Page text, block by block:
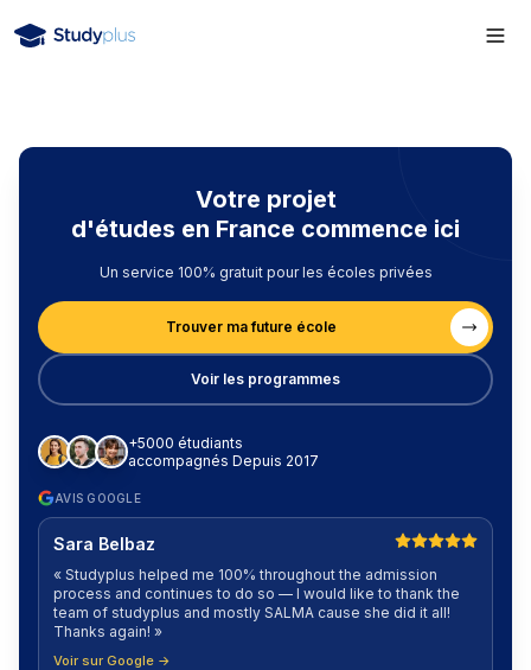
Votre projet
d'études en France commence ici
Un service 100% gratuit pour les écoles privées
Trouver ma future école
Voir les programmes
+5000 étudiants
accompagnés Depuis 2017
AVIS GOOGLE
Sara Belbaz
« Studyplus helped me 100% throughout the admission
process and continues to do so — I would like to thank the
team of studyplus and mostly SALMA cause she did it all!
Thanks again! »
Voir sur Google →